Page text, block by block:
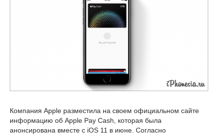
Компания Apple разместила на своем официальном сайте
информацию об Apple Pay Cash, которая была
анонсирована вместе с iOS 11 в июне. Согласно